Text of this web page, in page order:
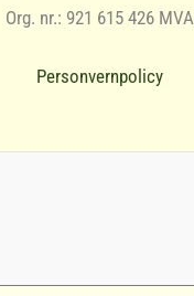
Org. nr.: 921 615 426 MVA
Personvernpolicy